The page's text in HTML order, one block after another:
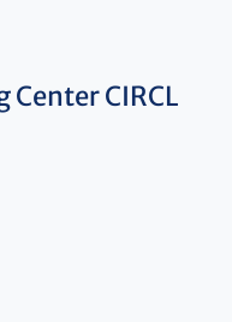
Center CIRCL